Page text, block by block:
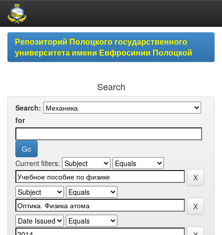
Skip
navigationРепозиторий Полоцкого государственного
университета имени Евфросинии Полоцкой
Search
Search:
for
Current filters: